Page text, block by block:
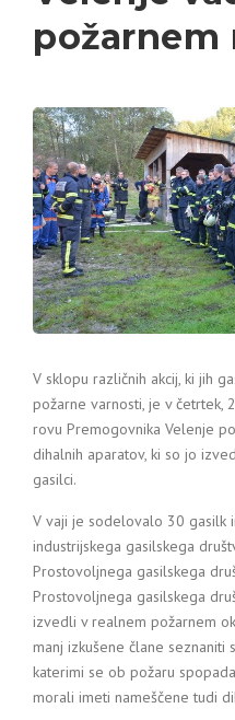
požarnem
V sklopu različnih akcij, ki jih
požarne varnosti, je v četrtek,
rovu Premogovnika Velenje
dihalnih aparatov, ki so jo
gasilci.
V vaji je sodelovalo 30 gasilk
industrijskega gasilskega
Prostovoljnega gasilskega
Prostovoljnega gasilskega
izvedli v realnem požarnem
manj izkušene člane seznaniti
katerimi se ob požaru
morali imeti nameščene tudi